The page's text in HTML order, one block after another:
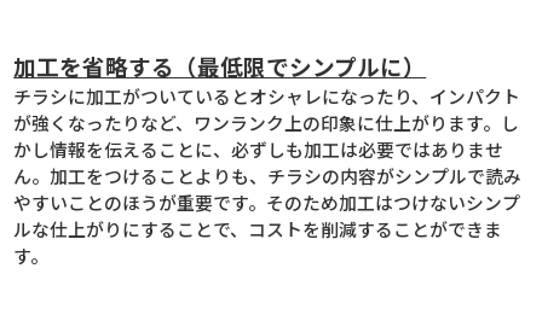
加工を省略する（最低限でシンプルに）
チラシに加工がついているとオシャレになったり、インパクト
が強くなったりなど、ワンランク上の印象に仕上がります。し
かし情報を伝えることに、必ずしも加工は必要ではありませ
ん。加工をつけることよりも、チラシの内容がシンプルで読み
やすいことのほうが重要です。そのため加工はつけないシンプ
ルな仕上がりにすることで、コストを削減することができま
す。